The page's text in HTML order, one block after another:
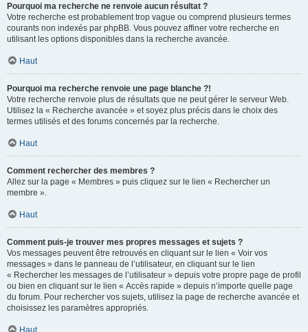
Pourquoi ma recherche ne renvoie aucun résultat ?
Votre recherche est probablement trop vague ou comprend plusieurs termes
courants non indexés par phpBB. Vous pouvez affiner votre recherche en
utilisant les options disponibles dans la recherche avancée.
Haut
Pourquoi ma recherche renvoie une page blanche ?!
Votre recherche renvoie plus de résultats que ne peut gérer le serveur Web.
Utilisez la « Recherche avancée » et soyez plus précis dans le choix des
termes utilisés et des forums concernés par la recherche.
Haut
Comment rechercher des membres ?
Allez sur la page « Membres » puis cliquez sur le lien « Rechercher un
membre ».
Haut
Comment puis-je trouver mes propres messages et sujets ?
Vos messages peuvent être retrouvés en cliquant sur le lien « Voir vos
messages » dans le panneau de l’utilisateur, en cliquant sur le lien
« Rechercher les messages de l’utilisateur » depuis votre propre page de profil
ou bien en cliquant sur le lien « Accès rapide » depuis n’importe quelle page
du forum. Pour rechercher vos sujets, utilisez la page de recherche avancée et
choisissez les paramètres appropriés.
Haut